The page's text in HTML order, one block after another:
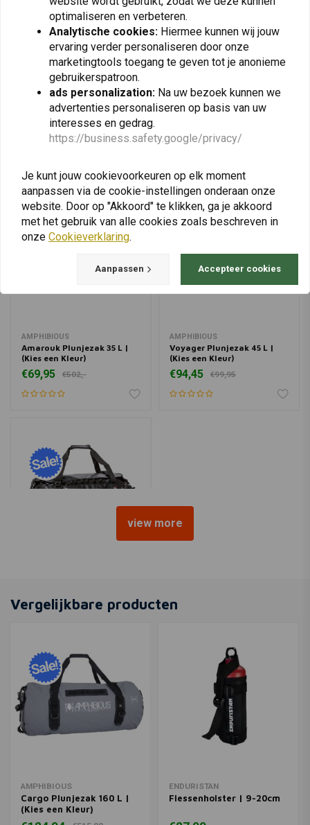
Pro Plus Wp-
Accessoiretas | Zwart
€35,59
Buizentas 5 L | (Kies een
Kleur)
€19,95
View more
AMPHIBIOUS
Amarouk Plunjezak 35 L |
(Kies een Kleur)
€69,95 €502,-
AMPHIBIOUS
Voyager Plunjezak 45 L |
(Kies een Kleur)
€94,45 €99,95
€104,96 €507,-
view more
Vergelijkbare producten
AMPHIBIOUS
Cargo Plunjezak 160 L |
(Kies een Kleur)
ENDURISTAN
Flessenholster | 9-20cm
optimaliseren en verbeteren.
Analytische cookies: Hiermee kunnen wij jouw
ervaring verder personaliseren door onze
marketingtools toegang te geven tot je anonieme
gebruikerspatroon.
ads personalization: Na uw bezoek kunnen we
advertenties personaliseren op basis van uw
interesses en gedrag.
https://business.safety.google/privacy/
Je kunt jouw cookievoorkeuren op elk moment
aanpassen via de cookie-instellingen onderaan onze
website. Door op "Akkoord" te klikken, ga je akkoord
met het gebruik van alle cookies zoals beschreven in
onze Cookieverklaring.
Aanpassen Accepteer cookies